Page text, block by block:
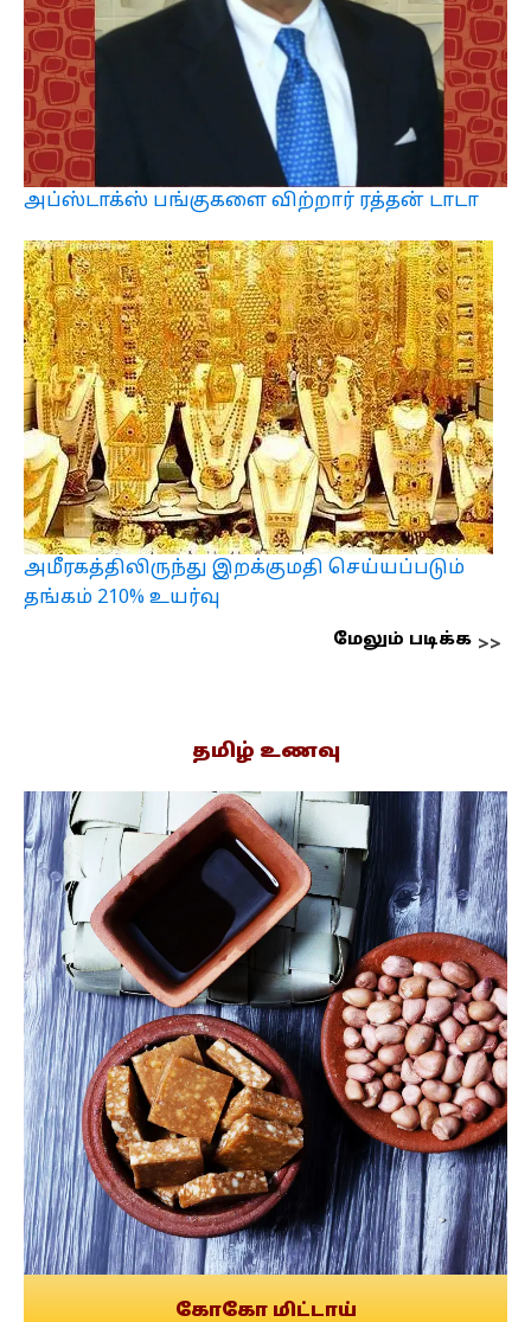
அப்ஸ்டாக்ஸ் பங்குகளை விற்றார் ரத்தன் டாடா
அமீரகத்திலிருந்து இறக்குமதி செய்யப்படும்
தங்கம் 210% உயர்வு
மேலும் படிக்க
தமிழ் உணவு
கோகோ மிட்டாய்